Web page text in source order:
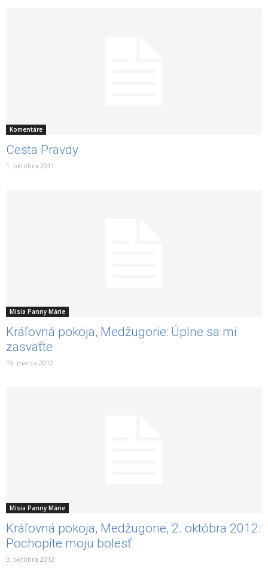
Komentáre
Cesta Pravdy
1. októbra 2011
Misia Panny Márie
Kráľovná pokoja, Medžugorie: Úplne sa mi
zasväťte
19. marca 2012
Misia Panny Márie
Kráľovná pokoja, Medžugorie, 2. októbra 2012:
Pochopíte moju bolesť
3. októbra 2012